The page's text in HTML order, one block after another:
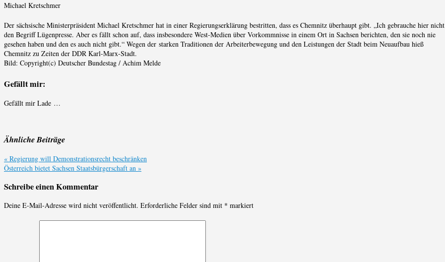
Michael Kretschmer
Der sächsische Ministerpräsident Michael Kretschmer hat in einer Regierungserklärung bestritten, dass es Chemnitz überhaupt gibt. „Ich gebrauche hier nicht
den Begriff Lügenpresse. Aber es fällt schon auf, dass insbesondere West-Medien über Vorkommnisse in einem Ort in Sachsen berichten, den sie noch nie
gesehen haben und den es auch nicht gibt.“ Wegen der starken Traditionen der Arbeiterbewegung und den Leistungen der Stadt beim Neuaufbau hieß
Chemnitz zu Zeiten der DDR Karl-Marx-Stadt.
Bild: Copyright(c) Deutscher Bundestag / Achim Melde
Gefällt mir:
Gefällt mir Lade …
Ähnliche Beiträge
« Regierung will Demonstrationsrecht beschränken
Österreich bietet Sachsen Staatsbürgerschaft an »
Schreibe einen Kommentar
Deine E-Mail-Adresse wird nicht veröffentlicht. Erforderliche Felder sind mit * markiert